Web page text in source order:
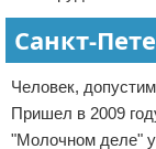
Санкт-
Человек,
Пришел в 2009
"Молочном деле"